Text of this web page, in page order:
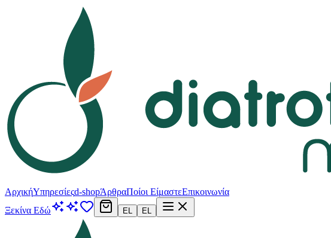
ΑρχικήΥπηρεσίεςd-shopΆρθραΠοίοι ΕίμαστεΕπικοινωνία
Ξεκίνα Εδώ
EL EL